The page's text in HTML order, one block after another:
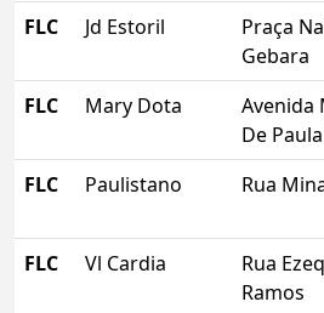
FLC Jd Estoril
Praça
Gebara
FLC Mary Dota
Avenida
De
FLC Paulistano Rua
FLC Vl Cardia
Rua
Ramos